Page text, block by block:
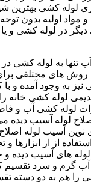
لوله کشی
اولیه بدون توجه
دیگر در لوله کشی و
تنها به لوله کشی در
روش های مختلفی
به وجود آمده و با
لوله کشی خانه
لوله کشی آب و
لوله آسیب دیده می
نوین آسیب لوله
از از ابزارها
های آسیب دیده و
آب گرم و سرد تقسیم
را هم به دو دسته